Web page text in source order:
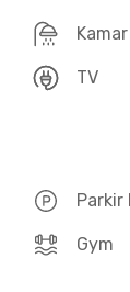
TV
Parkir
Gym